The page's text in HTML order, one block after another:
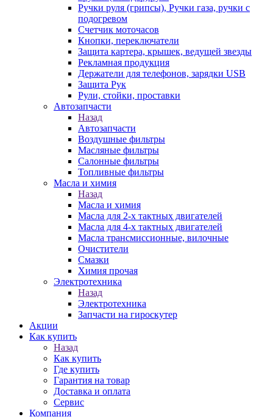
Ручки руля (грипсы), Ручки газа, ручки с
подогревом
Счетчик моточасов
Кнопки, переключатели
Защита картера, крышек, ведущей звезды
Рекламная продукция
Держатели для телефонов, зарядки USB
Защита Рук
Рули, стойки, проставки
Автозапчасти
Назад
Автозапчасти
Воздушные фильтры
Масляные фильтры
Салонные фильтры
Топливные фильтры
Масла и химия
Назад
Масла и химия
Масла для 2-х тактных двигателей
Масла для 4-х тактных двигателей
Масла трансмиссионные, вилочные
Очистители
Смазки
Химия прочая
Электротехника
Назад
Электротехника
Запчасти на гироскутер
Акции
Как купить
Назад
Как купить
Где купить
Гарантия на товар
Доставка и оплата
Сервис
Компания